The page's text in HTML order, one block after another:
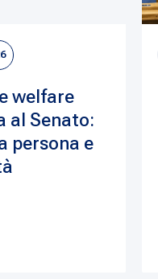
welfare
al Senato:
persona e